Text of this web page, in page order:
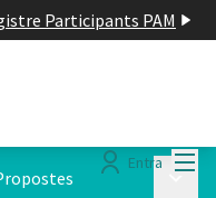
Participants PAM
Entra